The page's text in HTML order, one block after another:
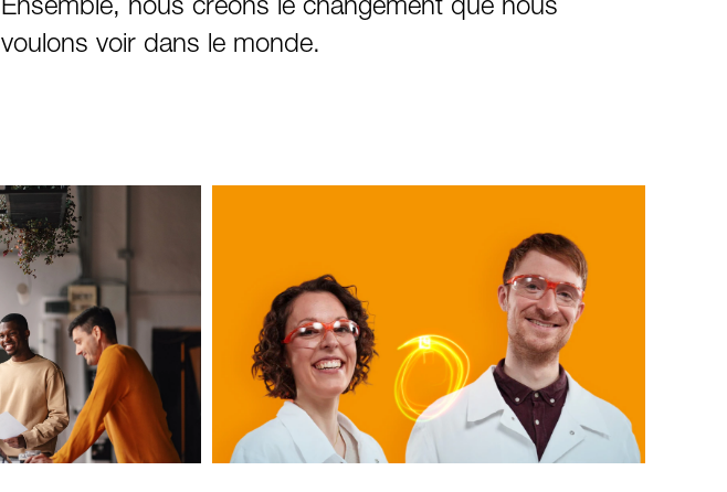
Ensemble, nous créons le changement que nous
voulons voir dans le monde.